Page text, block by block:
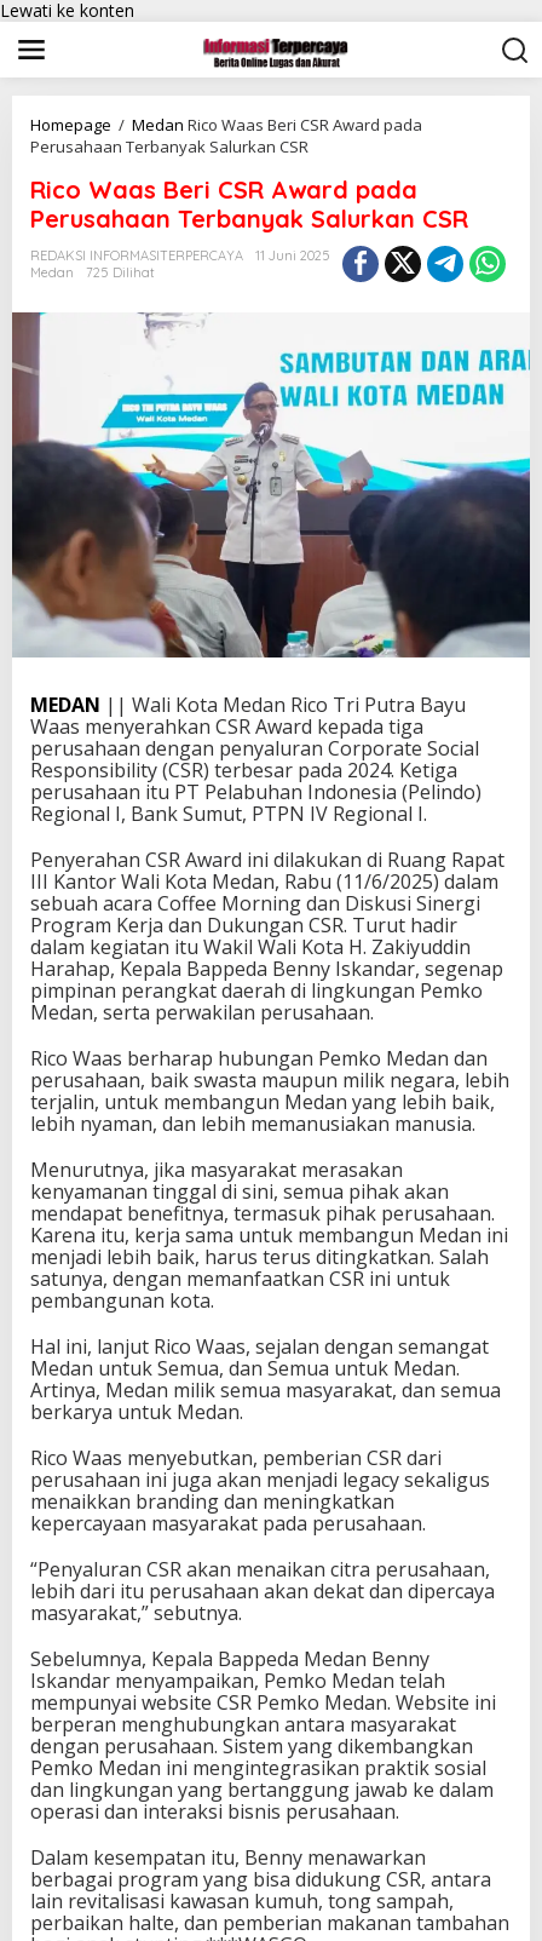
Lewati ke konten
Homepage / Medan Rico Waas Beri CSR Award pada
Perusahaan Terbanyak Salurkan CSR
Rico Waas Beri CSR Award pada
Perusahaan Terbanyak Salurkan CSR
REDAKSI INFORMASITERPERCAYA
11 Juni 2025
Medan
725 Dilihat
MEDAN || Wali Kota Medan Rico Tri Putra Bayu
Waas menyerahkan CSR Award kepada tiga
perusahaan dengan penyaluran Corporate Social
Responsibility (CSR) terbesar pada 2024. Ketiga
perusahaan itu PT Pelabuhan Indonesia (Pelindo)
Regional I, Bank Sumut, PTPN IV Regional I.
Penyerahan CSR Award ini dilakukan di Ruang Rapat
III Kantor Wali Kota Medan, Rabu (11/6/2025) dalam
sebuah acara Coffee Morning dan Diskusi Sinergi
Program Kerja dan Dukungan CSR. Turut hadir
dalam kegiatan itu Wakil Wali Kota H. Zakiyuddin
Harahap, Kepala Bappeda Benny Iskandar, segenap
pimpinan perangkat daerah di lingkungan Pemko
Medan, serta perwakilan perusahaan.
Rico Waas berharap hubungan Pemko Medan dan
perusahaan, baik swasta maupun milik negara, lebih
terjalin, untuk membangun Medan yang lebih baik,
lebih nyaman, dan lebih memanusiakan manusia.
Menurutnya, jika masyarakat merasakan
kenyamanan tinggal di sini, semua pihak akan
mendapat benefitnya, termasuk pihak perusahaan.
Karena itu, kerja sama untuk membangun Medan ini
menjadi lebih baik, harus terus ditingkatkan. Salah
satunya, dengan memanfaatkan CSR ini untuk
pembangunan kota.
Hal ini, lanjut Rico Waas, sejalan dengan semangat
Medan untuk Semua, dan Semua untuk Medan.
Artinya, Medan milik semua masyarakat, dan semua
berkarya untuk Medan.
Rico Waas menyebutkan, pemberian CSR dari
perusahaan ini juga akan menjadi legacy sekaligus
menaikkan branding dan meningkatkan
kepercayaan masyarakat pada perusahaan.
“Penyaluran CSR akan menaikan citra perusahaan,
lebih dari itu perusahaan akan dekat dan dipercaya
masyarakat,” sebutnya.
Sebelumnya, Kepala Bappeda Medan Benny
Iskandar menyampaikan, Pemko Medan telah
mempunyai website CSR Pemko Medan. Website ini
berperan menghubungkan antara masyarakat
dengan perusahaan. Sistem yang dikembangkan
Pemko Medan ini mengintegrasikan praktik sosial
dan lingkungan yang bertanggung jawab ke dalam
operasi dan interaksi bisnis perusahaan.
Dalam kesempatan itu, Benny menawarkan
berbagai program yang bisa didukung CSR, antara
lain revitalisasi kawasan kumuh, tong sampah,
perbaikan halte, dan pemberian makanan tambahan